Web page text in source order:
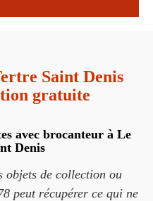
Saint Denis
gratuite
avec brocanteur à Le
Denis
objets de collection ou
peut récupérer ce qui ne